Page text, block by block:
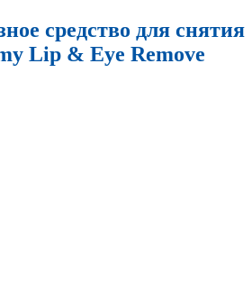
средство для снятия
Lip & Eye Remove